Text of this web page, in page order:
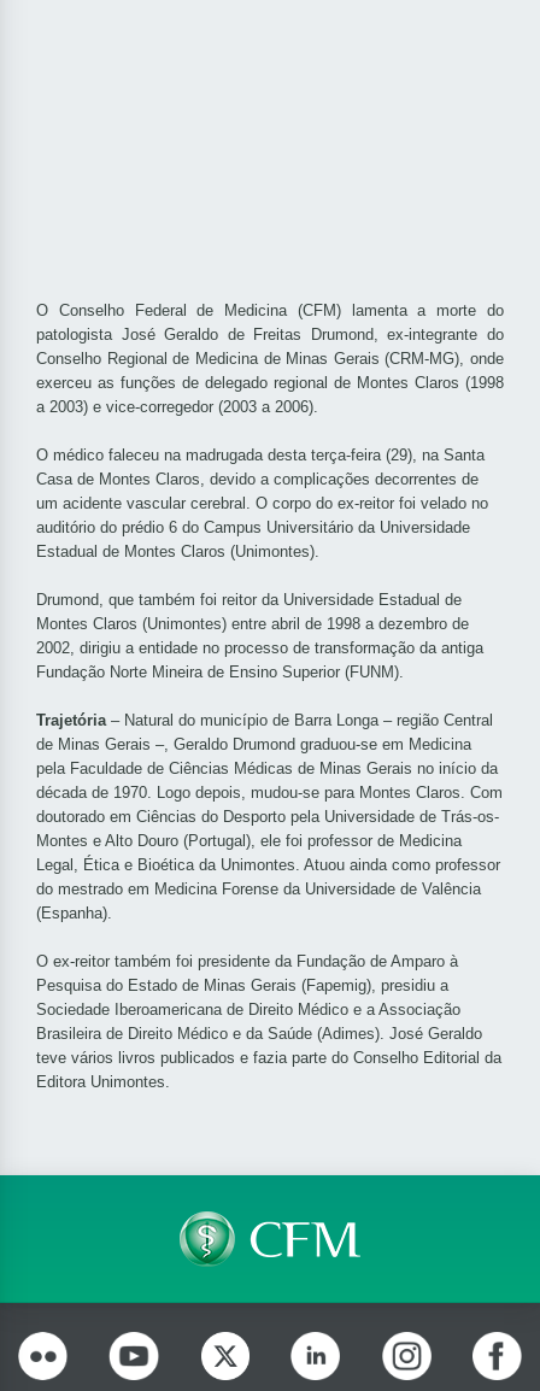
O Conselho Federal de Medicina (CFM) lamenta a morte do
patologista José Geraldo de Freitas Drumond, ex-integrante do
Conselho Regional de Medicina de Minas Gerais (CRM-MG), onde
exerceu as funções de delegado regional de Montes Claros (1998
a 2003) e vice-corregedor (2003 a 2006).
O médico faleceu na madrugada desta terça-feira (29), na Santa
Casa de Montes Claros, devido a complicações decorrentes de
um acidente vascular cerebral. O corpo do ex-reitor foi velado no
auditório do prédio 6 do Campus Universitário da Universidade
Estadual de Montes Claros (Unimontes).
Drumond, que também foi reitor da Universidade Estadual de
Montes Claros (Unimontes) entre abril de 1998 a dezembro de
2002, dirigiu a entidade no processo de transformação da antiga
Fundação Norte Mineira de Ensino Superior (FUNM).
Trajetória– Natural do município de Barra Longa – região Central
de Minas Gerais –, Geraldo Drumond graduou-se em Medicina
pela Faculdade de Ciências Médicas de Minas Gerais no início da
década de 1970. Logo depois, mudou-se para Montes Claros. Com
doutorado em Ciências do Desporto pela Universidade de Trás-os-
Montes e Alto Douro (Portugal), ele foi professor de Medicina
Legal, Ética e Bioética da Unimontes. Atuou ainda como professor
do mestrado em Medicina Forense da Universidade de Valência
(Espanha).
O ex-reitor também foi presidente da Fundação de Amparo à
Pesquisa do Estado de Minas Gerais (Fapemig), presidiu a
Sociedade Iberoamericana de Direito Médico e a Associação
Brasileira de Direito Médico e da Saúde (Adimes). José Geraldo
teve vários livros publicados e fazia parte do Conselho Editorial da
Editora Unimontes.